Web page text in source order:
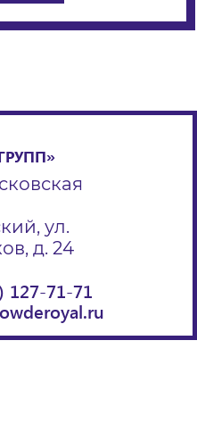
ул.
д. 24
127-71-71